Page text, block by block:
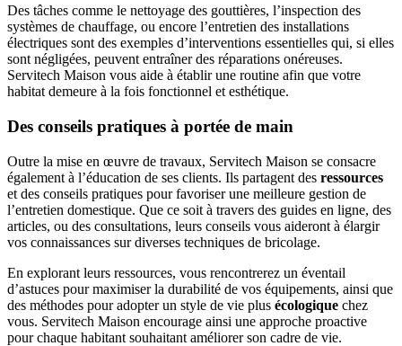
Des tâches comme le nettoyage des gouttières, l’inspection des
systèmes de chauffage, ou encore l’entretien des installations
électriques sont des exemples d’interventions essentielles qui, si elles
sont négligées, peuvent entraîner des réparations onéreuses.
Servitech Maison vous aide à établir une routine afin que votre
habitat demeure à la fois fonctionnel et esthétique.
Des conseils pratiques à portée de main
Outre la mise en œuvre de travaux, Servitech Maison se consacre
également à l’éducation de ses clients. Ils partagent des ressources
et des conseils pratiques pour favoriser une meilleure gestion de
l’entretien domestique. Que ce soit à travers des guides en ligne, des
articles, ou des consultations, leurs conseils vous aideront à élargir
vos connaissances sur diverses techniques de bricolage.
En explorant leurs ressources, vous rencontrerez un éventail
d’astuces pour maximiser la durabilité de vos équipements, ainsi que
des méthodes pour adopter un style de vie plus écologique chez
vous. Servitech Maison encourage ainsi une approche proactive
pour chaque habitant souhaitant améliorer son cadre de vie.